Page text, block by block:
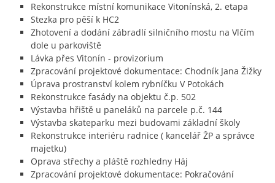
Rekonstrukce místní komunikace Vitonínská, 2. etapa
Stezka pro pěší k HC2
Zhotovení a dodání zábradlí silničního mostu na Vlčím
dole u parkoviště
Lávka přes Vitonín - provizorium
Zpracování projektové dokumentace: Chodník Jana Žižky
Úprava prostranství kolem rybníčku V Potokách
Rekonstrukce fasády na objektu č.p. 502
Výstavba hřiště u paneláků na parcele p.č. 144
Výstavba skateparku mezi budovami základní školy
Rekonstrukce interiéru radnice ( kancelář ŽP a správce
majetku)
Oprava střechy a pláště rozhledny Háj
Zpracování projektové dokumentace: Pokračování